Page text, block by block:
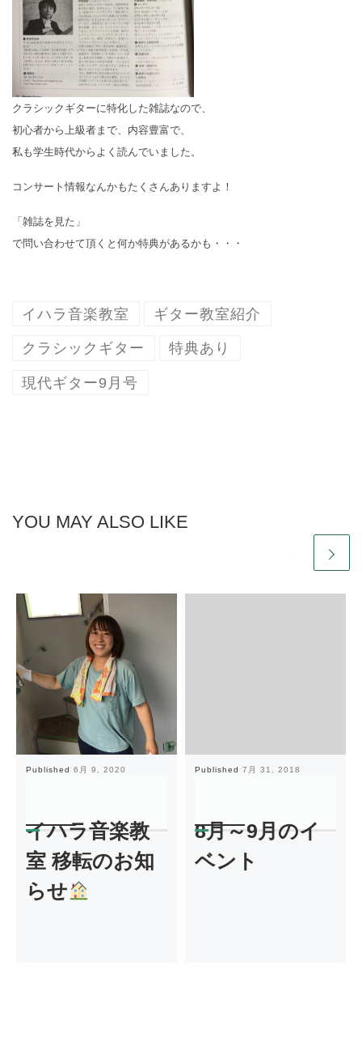
クラシックギターに特化した雑誌なので、
初心者から上級者まで、内容豊富で、
私も学生時代からよく読んでいました。
コンサート情報なんかもたくさんありますよ！
「雑誌を見た」
で問い合わせて頂くと何か特典があるかも・・・
イハラ音楽教室 ギター教室紹介
クラシックギター 特典あり
現代ギター9月号
YOU MAY ALSO LIKE
Published 6月 9, 2020
イハラ音楽教
室 移転のお知
らせ
Published 7月 31, 2018
8月～9月のイ
ベント